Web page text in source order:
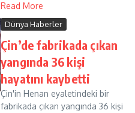
Read More
Dünya Haberler
Çin’de fabrikada çıkan
yangında 36 kişi
hayatını kaybetti
Çin'in Henan eyaletindeki bir
fabrikada çıkan yangında 36 kişi